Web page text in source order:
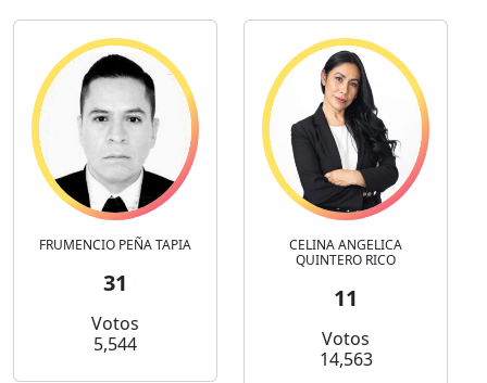
FRUMENCIO PEÑA TAPIA
31
Votos
5,544
CELINA ANGELICA
QUINTERO RICO
11
Votos
14,563